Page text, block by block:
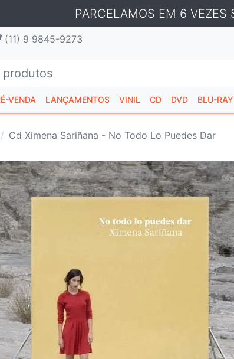
PARCELAMOS EM 6 VEZES
(11) 9 9845-9273
VENDA LANÇAMENTOS VINIL CD DVD BLU-RAY
Cd Ximena Sariñana - No Todo Lo Puedes Dar